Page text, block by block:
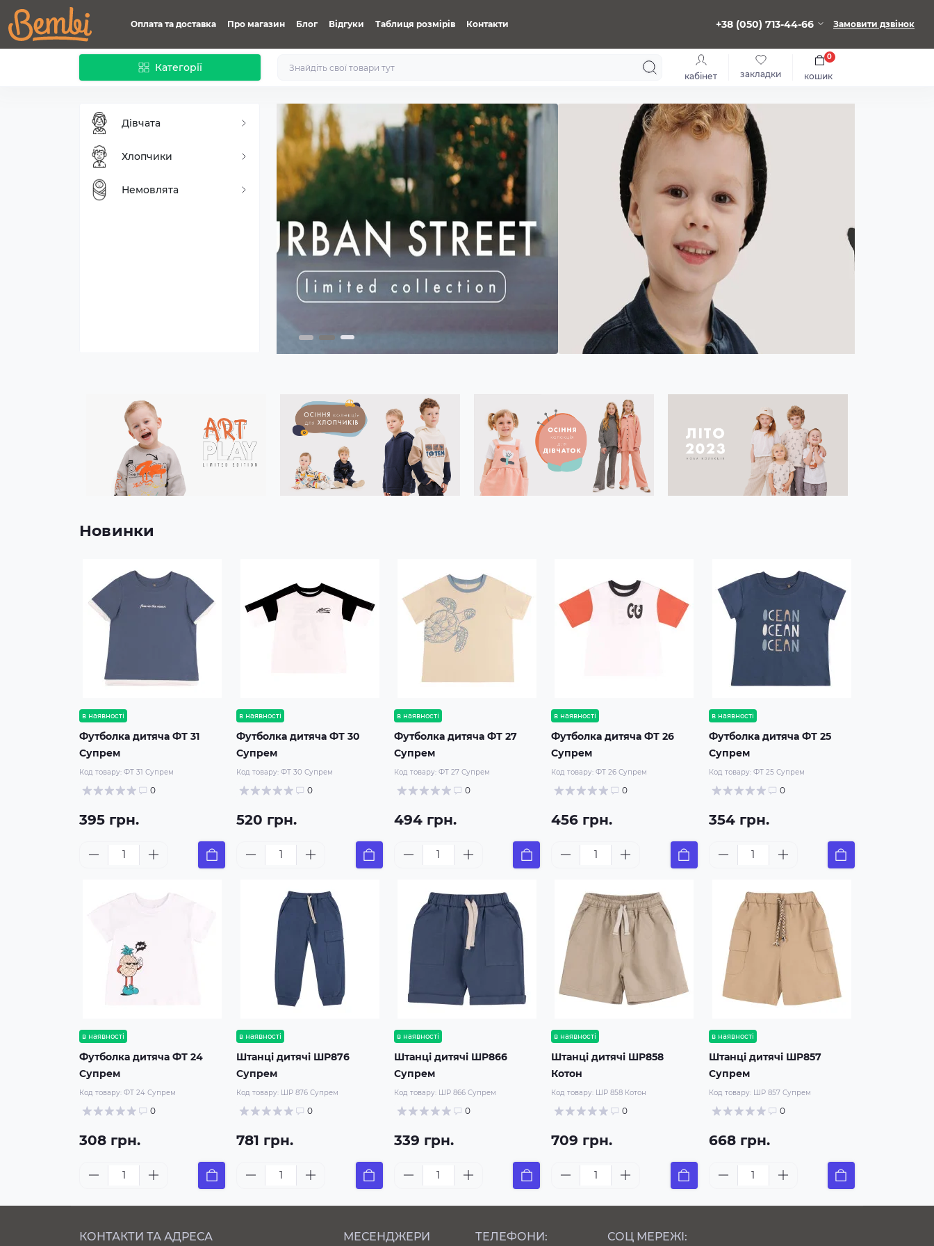
Оплата та доставка Про магазин Блог Відгуки Таблиця розмірів Контакти +38 (050) 713-44-66 Замовити дзвінок
Категорії
кабінет закладки кошик
0
Дівчата
Хлопчики
Немовлята
Новинки
в наявності
Футболка дитяча ФТ 31
Супрем
Код товару: ФТ 31 Супрем
0
395 грн.
в наявності
Футболка дитяча ФТ 30
Супрем
Код товару:ФТ 30 Супрем
0
520 грн.
в наявності
Футболка дитяча ФТ 27
Супрем
Код товару: ФТ 27 Супрем
0
494 грн.
в наявності
Футболка дитяча ФТ 26
Супрем
Код товару:ФТ 26 Супрем
0
456 грн.
в наявності
Футболка дитяча ФТ 25
Супрем
Код товару: ФТ 25 Супрем
0
354 грн.
в наявності
Футболка дитяча ФТ 24
Супрем
Код товару: ФТ 24 Супрем
0
308 грн.
в наявності
Штанці дитячі ШР876
Супрем
Код товару: ШР 876 Супрем
0
781 грн.
в наявності
Штанці дитячі ШР866
Супрем
Код товару: ШР 866 Супрем
0
339 грн.
в наявності
Штанці дитячі ШР858
Котон
Код товару: ШР 858 Котон
0
709 грн.
в наявності
Штанці дитячі ШР857
Супрем
Код товару: ШР 857 Супрем
0
668 грн.
КОНТАКТИ ТА АДРЕСА МЕСЕНДЖЕРИ ТЕЛЕФОНИ: СОЦ МЕРЕЖІ: